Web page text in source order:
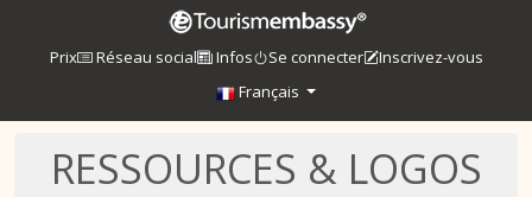
Prix Réseau social Infos Se connecter
Inscrivez-vous
Français
RESSOURCES & LOGOS